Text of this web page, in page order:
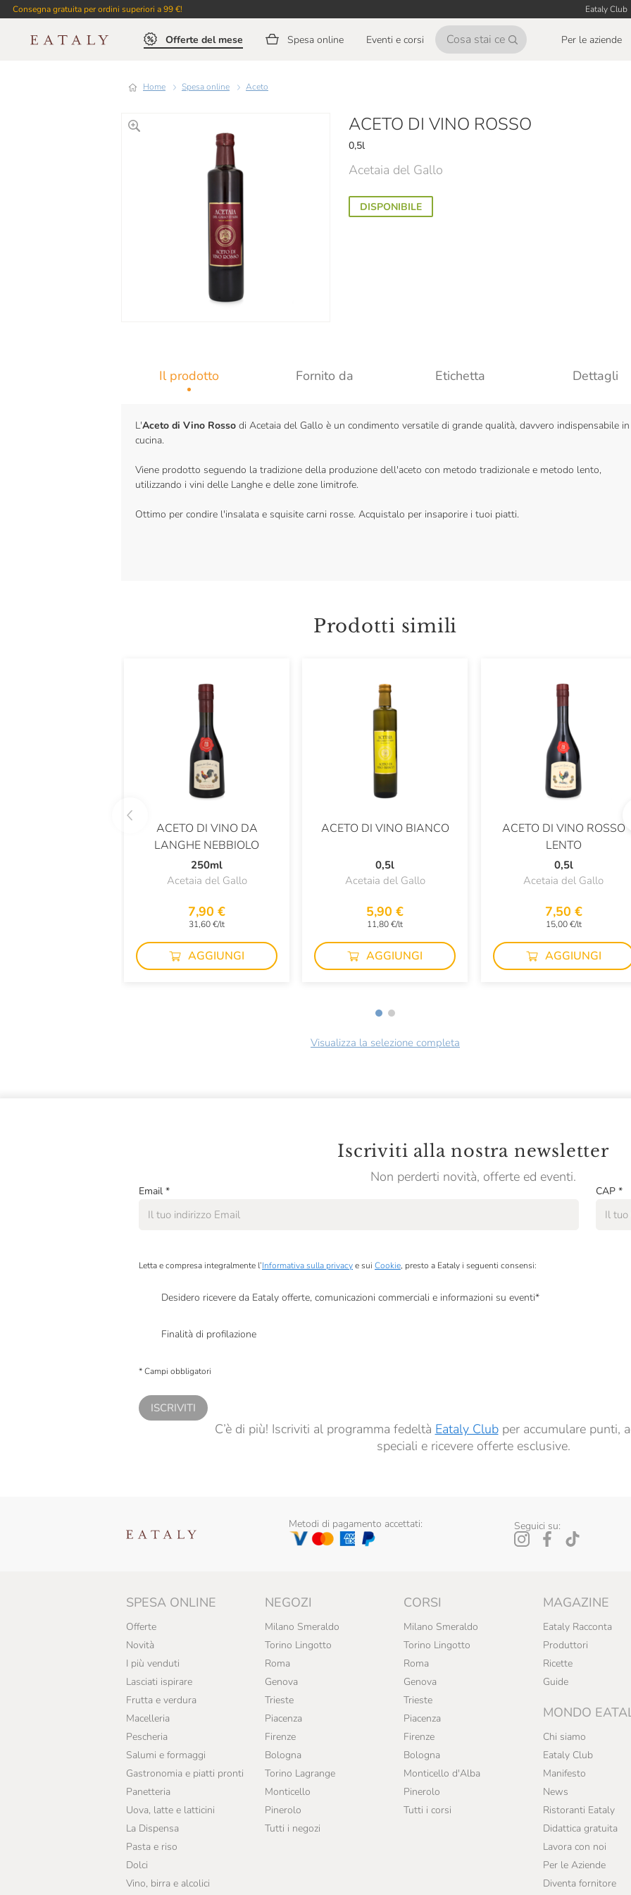
Consegna gratuita per ordini superiori a 99 €! Eataly Club
Offerte del mese Spesa online Eventi e corsi Per le aziende
Home Spesa online Aceto
ACETO DI VINO ROSSO
0,5l
Acetaia del Gallo
DISPONIBILE
Il prodotto Fornito da Etichetta Dettagli
L'Aceto di Vino Rosso di Acetaia del Gallo è un condimento versatile di grande qualità, davvero indispensabile in
cucina.
Viene prodotto seguendo la tradizione della produzione dell'aceto con metodo tradizionale e metodo lento,
utilizzando i vini delle Langhe e delle zone limitrofe.
Ottimo per condire l'insalata e squisite carni rosse. Acquistalo per insaporire i tuoi piatti.
Prodotti simili
ACETO DI VINO DA
LANGHE NEBBIOLO
250ml
Acetaia del Gallo
7,90 €
31,60 €/lt
AGGIUNGI
ACETO DI VINO BIANCO
0,5l
Acetaia del Gallo
5,90 €
11,80 €/lt
AGGIUNGI
ACETO DI VINO ROSSO
LENTO
0,5l
Acetaia del Gallo
7,50 €
15,00 €/lt
AGGIUNGI
Visualizza la selezione completa
Iscriviti alla nostra newsletter
Non perderti novità, offerte ed eventi.
Email * CAP *
Letta e compresa integralmente l’Informativa sulla privacye sui Cookie, presto a Eataly i seguenti consensi:
Desidero ricevere da Eataly offerte, comunicazioni commerciali e informazioni su eventi*
Finalità di profilazione
* Campi obbligatori
ISCRIVITI
C’è di più! Iscriviti al programma fedeltà Eataly Clubper accumulare punti,
speciali e ricevere offerte esclusive.
Metodi di pagamento accettati: Seguici su:
SPESA ONLINE
Offerte
Novità
I più venduti
Lasciati ispirare
Frutta e verdura
Macelleria
Pescheria
Salumi e formaggi
Gastronomia e piatti pronti
Panetteria
Uova, latte e latticini
La Dispensa
Pasta e riso
Dolci
Vino, birra e alcolici
NEGOZI
Milano Smeraldo
Torino Lingotto
Roma
Genova
Trieste
Piacenza
Firenze
Bologna
Torino Lagrange
Monticello
Pinerolo
Tutti i negozi
CORSI
Milano Smeraldo
Torino Lingotto
Roma
Genova
Trieste
Piacenza
Firenze
Bologna
Monticello d'Alba
Pinerolo
Tutti i corsi
MAGAZINE
Eataly Racconta
Produttori
Ricette
Guide
MONDO
Chi siamo
Eataly Club
Manifesto
News
Ristoranti Eataly
Didattica gratuita
Lavora con noi
Per le Aziende
Diventa fornitore